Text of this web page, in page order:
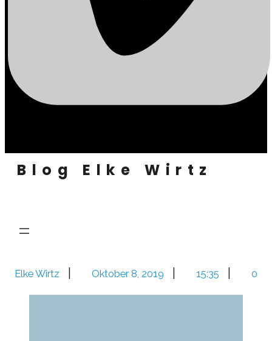
Blog Elke Wirtz
Elke Wirtz | Oktober 8, 2019 | 15:35 | 0